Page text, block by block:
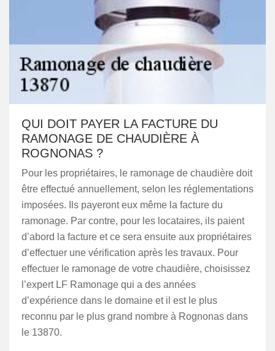
QUI DOIT PAYER LA FACTURE DU
RAMONAGE DE CHAUDIÈRE À
ROGNONAS ?
Pour les propriétaires, le ramonage de chaudière doit
être effectué annuellement, selon les réglementations
imposées. Ils payeront eux même la facture du
ramonage. Par contre, pour les locataires, ils paient
d’abord la facture et ce sera ensuite aux propriétaires
d’effectuer une vérification après les travaux. Pour
effectuer le ramonage de votre chaudière, choisissez
l’expert LF Ramonage qui a des années
d’expérience dans le domaine et il est le plus
reconnu par le plus grand nombre à Rognonas dans
le 13870.